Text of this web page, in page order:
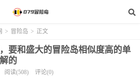
> 冒险岛 > 正文
要和盛大的冒险岛相似度高的单
的
阅读(508) 评论(0)